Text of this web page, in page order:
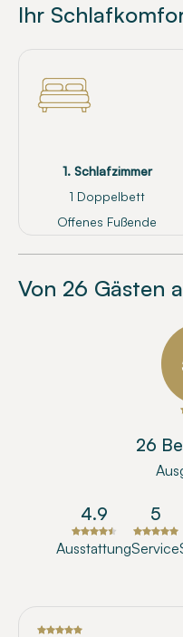
Ihr
1. Schlafzimmer
1 Doppelbett
Offenes Fußende
Von 26 Gästen
26
Ausstattung
4.9
Service
5